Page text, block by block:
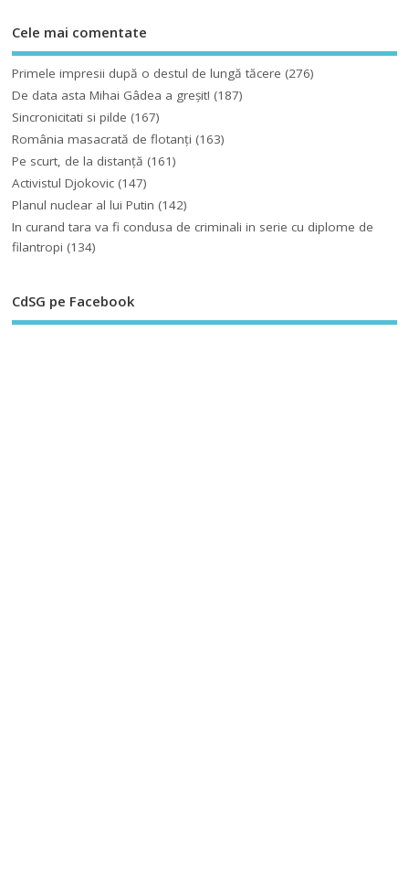
Cele mai comentate
Primele impresii după o destul de lungă tăcere (276)
De data asta Mihai Gâdea a greşit! (187)
Sincronicitati si pilde (167)
România masacrată de flotanţi (163)
Pe scurt, de la distanță (161)
Activistul Djokovic (147)
Planul nuclear al lui Putin (142)
In curand tara va fi condusa de criminali in serie cu diplome de
filantropi (134)
CdSG pe Facebook